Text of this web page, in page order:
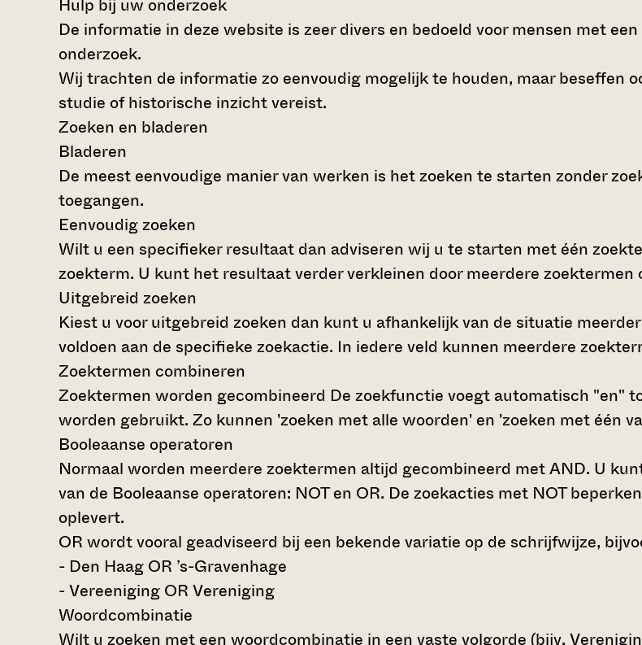
Hulp bij uw onderzoek
De informatie in deze website is zeer divers en bedoeld voor mensen met
onderzoek.
Wij trachten de informatie zo eenvoudig mogelijk te houden, maar beseffen
studie of historische inzicht vereist.
Zoeken en bladeren
Bladeren
De meest eenvoudige manier van werken is het zoeken te starten zonder
toegangen.
Eenvoudig zoeken
Wilt u een specifieker resultaat dan adviseren wij u te starten met één
zoekterm. U kunt het resultaat verder verkleinen door meerdere zoektermen
Uitgebreid zoeken
Kiest u voor uitgebreid zoeken dan kunt u afhankelijk van de situatie
voldoen aan de specifieke zoekactie. In iedere veld kunnen meerdere
Zoektermen combineren
Zoektermen worden gecombineerd De zoekfunctie voegt automatisch "en"
worden gebruikt. Zo kunnen 'zoeken met alle woorden' en 'zoeken met één
Booleaanse operatoren
Normaal worden meerdere zoektermen altijd gecombineerd met AND. U
van de Booleaanse operatoren: NOT en OR. De zoekacties met NOT
oplevert.
OR wordt vooral geadviseerd bij een bekende variatie op de schrijfwijze,
- Den Haag OR ’s-Gravenhage
- Vereeniging OR Vereniging
Woordcombinatie
Wilt u zoeken met een woordcombinatie in een vaste volgorde (bijv.